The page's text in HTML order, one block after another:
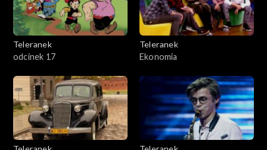
Teleranek
odcinek 17
Teleranek
Ekonomia